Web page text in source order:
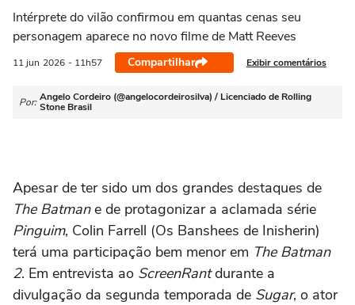
Intérprete do vilão confirmou em quantas cenas seu
personagem aparece no novo filme de Matt Reeves
11 jun 2026 - 11h57 Compartilhar Exibir comentários
Por: Angelo Cordeiro (@angelocordeirosilva) / Licenciado de Rolling
Stone Brasil
Apesar de ter sido um dos grandes destaques de
The Batmane de protagonizar a aclamada série
Pinguim, Colin Farrell (Os Banshees de Inisherin)
terá uma participação bem menor em The Batman
2. Em entrevista ao ScreenRantdurante a
divulgação da segunda temporada de Sugar, o ator